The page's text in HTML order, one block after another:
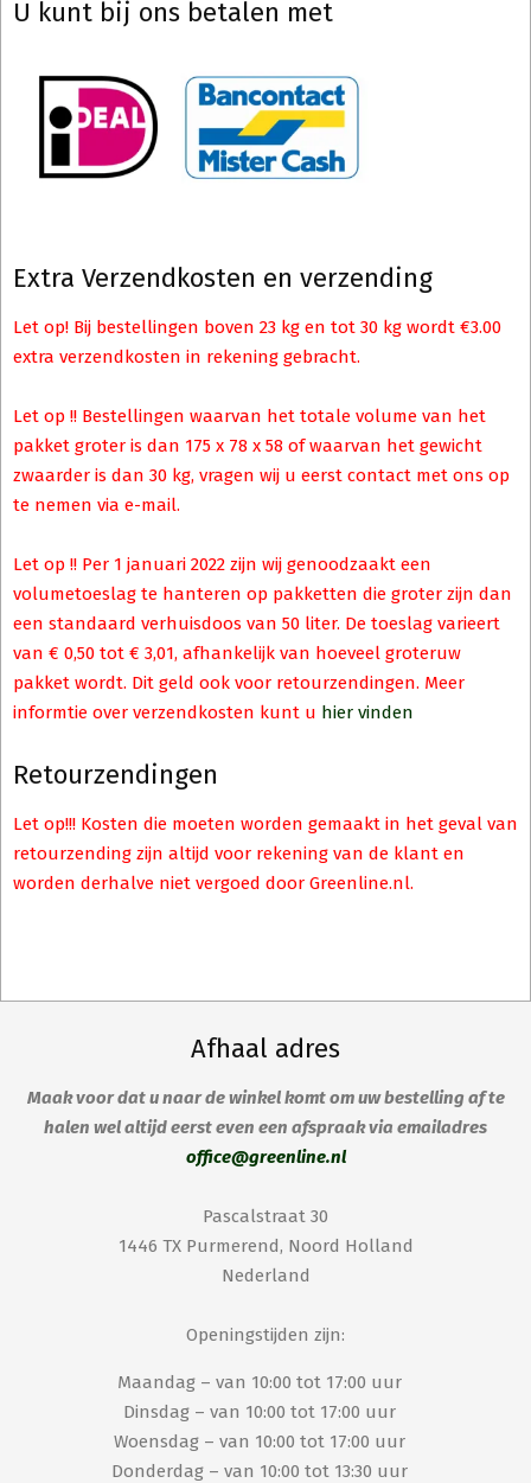
U kunt bij ons betalen met
Extra Verzendkosten en verzending
Let op! Bij bestellingen boven 23 kg en tot 30 kg wordt €3.00
extra verzendkosten in rekening gebracht.
Let op !! Bestellingen waarvan het totale volume van het
pakket groter is dan 175 x 78 x 58 of waarvan het gewicht
zwaarder is dan 30 kg, vragen wij u eerst contact met ons op
te nemen via e-mail.
Let op !! Per 1 januari 2022 zijn wij genoodzaakt een
volumetoeslag te hanteren op pakketten die groter zijn dan
een standaard verhuisdoos van 50 liter. De toeslag varieert
van € 0,50 tot € 3,01, afhankelijk van hoeveel groteruw
pakket wordt. Dit geld ook voor retourzendingen. Meer
informtie over verzendkosten kunt u hier vinden
Retourzendingen
Let op!!! Kosten die moeten worden gemaakt in het geval van
retourzending zijn altijd voor rekening van de klant en
worden derhalve niet vergoed door Greenline.nl.
Afhaal adres
Maak voor dat u naar de winkel komt om uw bestelling af te
halen wel altijd eerst even een afspraak via emailadres
office@greenline.nl
Pascalstraat 30
1446 TX Purmerend, Noord Holland
Nederland
Openingstijden zijn:
Maandag – van 10:00 tot 17:00 uur
Dinsdag – van 10:00 tot 17:00 uur
Woensdag – van 10:00 tot 17:00 uur
Donderdag – van 10:00 tot 13:30 uur